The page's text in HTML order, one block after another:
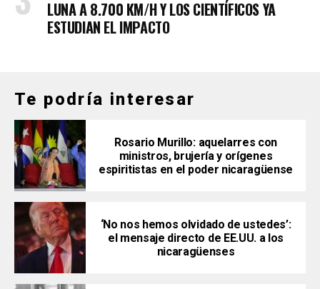
LUNA A 8.700 KM/H Y LOS CIENTÍFICOS YA
ESTUDIAN EL IMPACTO
Te podría interesar
Rosario Murillo: aquelarres con
ministros, brujería y orígenes
espiritistas en el poder nicaragüense
‘No nos hemos olvidado de ustedes’:
el mensaje directo de EE.UU. a los
nicaragüenses